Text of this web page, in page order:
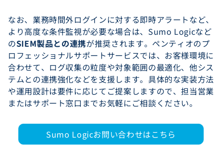
なお、業務時間外ログインに対する即時アラートなど、
より高度な条件監視が必要な場合は、Sumo Logicなど
のSIEM製品との連携が推奨されます。ペンティオのプ
ロフェッショナルサポートサービスでは、お客様環境に
合わせて、ログ収集の粒度や対象範囲の最適化、他シス
テムとの連携強化などを支援します。具体的な実装方法
や運用設計は要件に応じてご提案しますので、担当営業
またはサポート窓口までお気軽にご相談ください。
Sumo Logicお問い合わせはこちら